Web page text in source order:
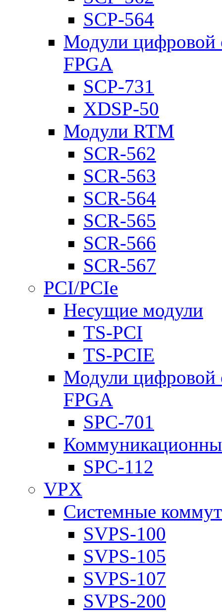
SCP-564
Модули цифровой
FPGA
SCP-731
XDSP-50
Модули RTM
SCR-562
SCR-563
SCR-564
SCR-565
SCR-566
SCR-567
PCI/PCIe
Несущие модули
TS-PCI
TS-PCIE
Модули цифровой
FPGA
SPC-701
SPC-112
VPX
Системные
SVPS-100
SVPS-105
SVPS-107
SVPS-200